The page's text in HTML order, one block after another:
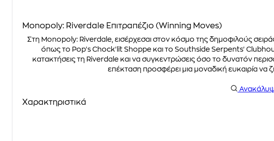
Monopoly: Riverdale Επιτραπέζιο (Winning Moves)
Στη Monopoly: Riverdale, εισέρχεσαι στον κόσμο της δημοφιλούς
όπως το Pop's Chock'lit Shoppe και το Southside Serpents'
κατακτήσεις τη Riverdale και να συγκεντρώσεις όσο το δυνατόν
επέκταση προσφέρει μια μοναδική ευκαιρία να
Χαρακτηριστικά